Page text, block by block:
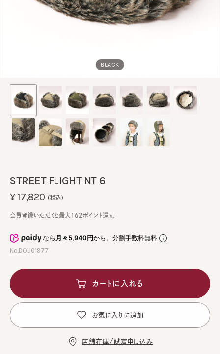
BLACK
STREET FLIGHT NT 6
なら月々5,940円から。分割手数料無料
No.DOU01977
¥17,820 (税込)
会員登録いただくと最大162ポイント還元
カートに入れる
お気に入りに追加
店舗在庫/試着申し込み